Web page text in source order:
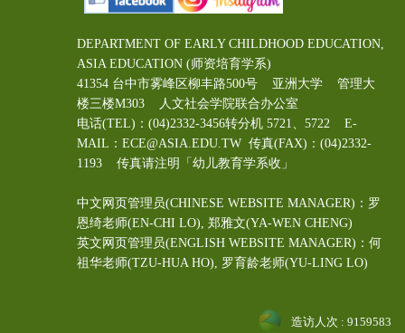
DEPARTMENT OF EARLY CHILDHOOD EDUCATION,
ASIA EDUCATION (师资培育学系)
41354 台中市雾峰区柳丰路500号 亚洲大学 管理大
楼三楼M303 人文社会学院联合办公室
电话(TEL)：(04)2332-3456转分机 5721、5722 E-
MAIL：ECE@ASIA.EDU.TW 传真(FAX)：(04)2332-
1193 传真请注明「幼儿教育学系收」
中文网页管理员(CHINESE WEBSITE MANAGER)：罗
恩绮老师(EN-CHI LO) , 郑雅文(YA-WEN CHENG)
英文网页管理员(ENGLISH WEBSITE MANAGER)：何
祖华老师(TZU-HUA HO), 罗育龄老师(YU-LING LO)
造访人次 : 9159583